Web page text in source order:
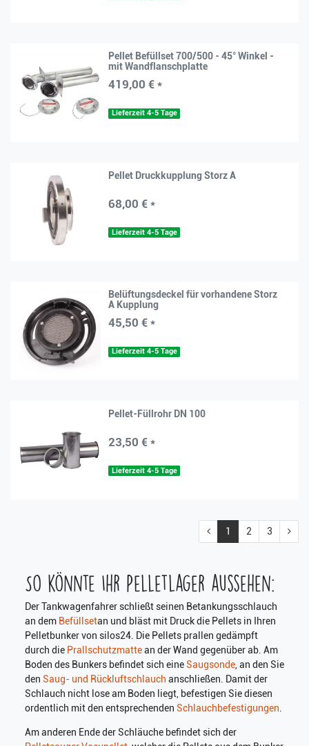
Pellet Befüllset 700/500 - 45° Winkel -
mit Wandflanschplatte
419,00 € *
Lieferzeit 4-5 Tage
Pellet Druckkupplung Storz A
68,00 € *
Lieferzeit 4-5 Tage
Belüftungsdeckel für vorhandene Storz
A Kupplung
45,50 € *
Lieferzeit 4-5 Tage
Pellet-Füllrohr DN 100
23,50 € *
Lieferzeit 4-5 Tage
1 2 3
So könnte Ihr Pelletlager aussehen:
Der Tankwagenfahrer schließt seinen Betankungsschlauch
an dem Befüllsetan und bläst mit Druck die Pellets in Ihren
Pelletbunkervon silos24. Die Pellets prallen gedämpft
durch die Prallschutzmattean der Wand gegenüber ab. Am
Boden des Bunkers befindet sich eineSaugsonde , an den Sie
den Saug- und Rückluftschlauch anschließen. Damit der
Schlauch nicht lose am Boden liegt, befestigen Sie diesen
ordentlich mit den entsprechenden Schlauchbefestigungen
Am anderen Ende der Schläuche befindet sich der